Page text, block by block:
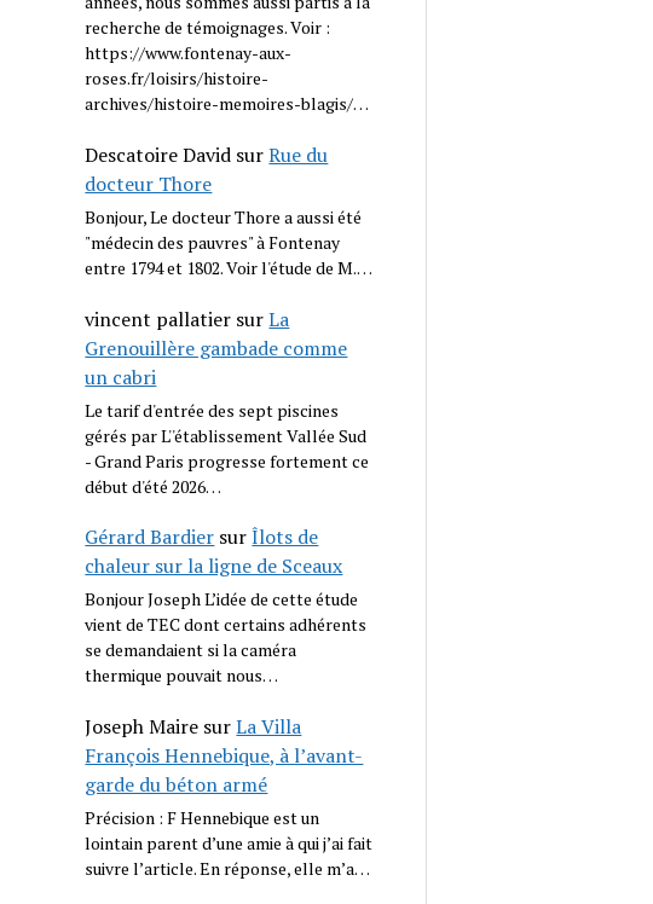
recherche de témoignages. Voir :
https://www.fontenay-aux-
roses.fr/loisirs/histoire-
archives/histoire-memoires-blagis/…
Descatoire David surRue du
docteur Thore
Bonjour, Le docteur Thore a aussi été
"médecin des pauvres" à Fontenay
entre 1794 et 1802. Voir l'étude de M.…
vincent pallatier surLa
Grenouillère gambade comme
un cabri
Le tarif d'entrée des sept piscines
gérés par L''établissement Vallée Sud
- Grand Paris progresse fortement ce
début d'été 2026…
Gérard Bardier surÎlots de
chaleur sur la ligne de Sceaux
Bonjour Joseph L’idée de cette étude
vient de TEC dont certains adhérents
se demandaient si la caméra
thermique pouvait nous…
Joseph Maire surLa Villa
François Hennebique, à l’avant-
garde du béton armé
Précision : F Hennebique est un
lointain parent d’une amie à qui j’ai fait
suivre l’article. En réponse, elle m’a…